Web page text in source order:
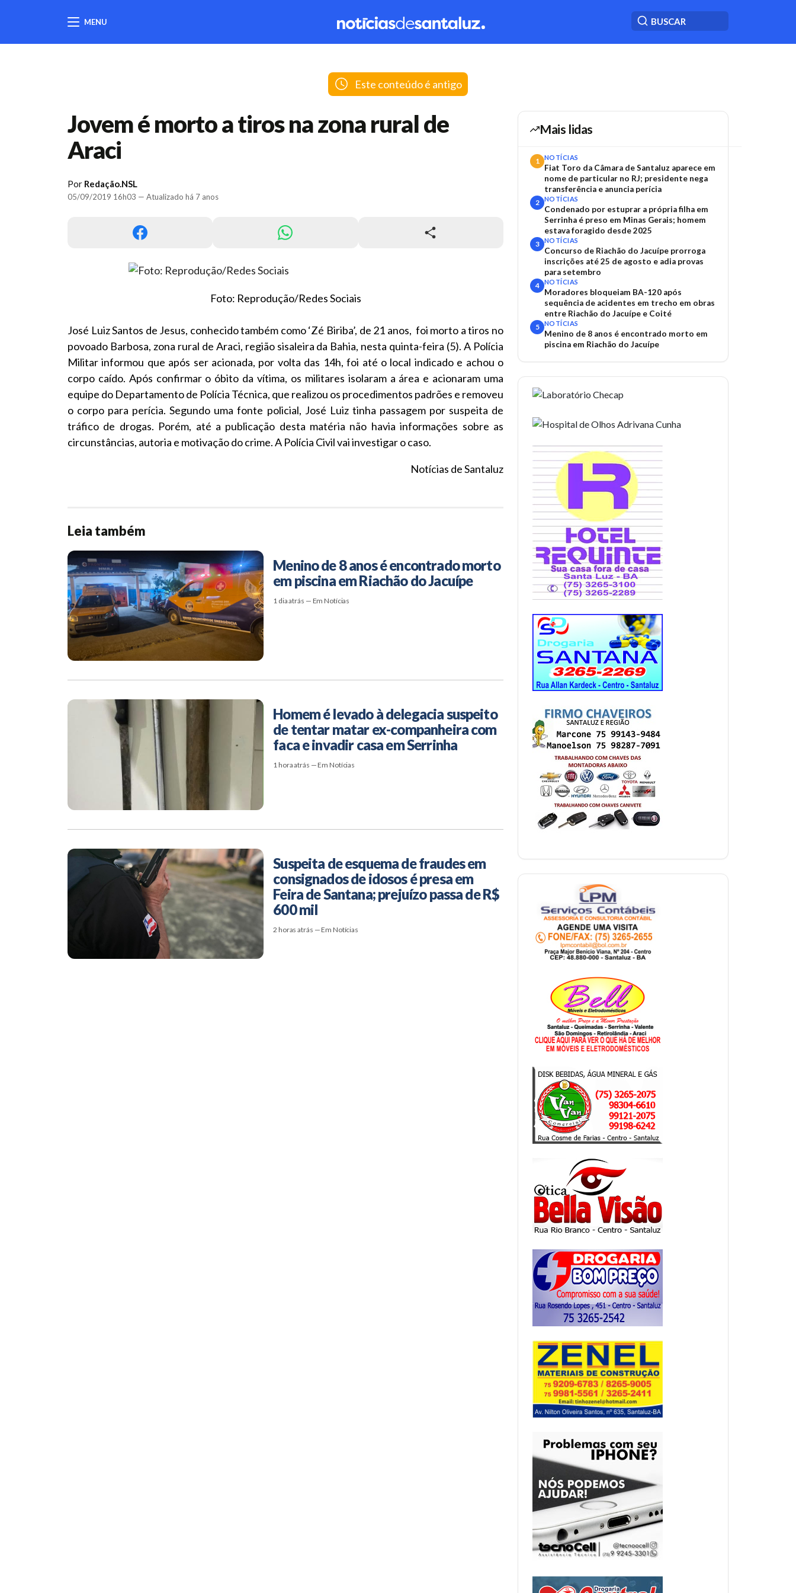
MENU
Este conteúdo é antigo
Jovem é morto a tiros na zona rural de
Araci
Por Redação.NSL
05/09/2019 16h03 — Atualizado há 7 anos
Foto: Reprodução/Redes Sociais
José Luiz Santos de Jesus, conhecido também como ‘Zé Biriba’, de 21 anos, foi morto a tiros no
povoado Barbosa, zona rural de Araci, região sisaleira da Bahia, nesta quinta-feira (5). A Polícia
Militar informou que após ser acionada, por volta das 14h, foi até o local indicado e achou o
corpo caído. Após confirmar o óbito da vítima, os militares isolaram a área e acionaram uma
equipe do Departamento de Polícia Técnica, que realizou os procedimentos padrões e removeu
o corpo para perícia. Segundo uma fonte policial, José Luiz tinha passagem por suspeita de
tráfico de drogas. Porém, até a publicação desta matéria não havia informações sobre as
circunstâncias, autoria e motivação do crime. A Polícia Civil vai investigar o caso.
Notícias de Santaluz
Leia também
Menino de 8 anos é encontrado morto
em piscina em Riachão do Jacuípe
1 dia atrás — Em Notícias
Homem é levado à delegacia suspeito
de tentar matar ex-companheira com
faca e invadir casa em Serrinha
1 hora atrás — Em Notícias
Suspeita de esquema de fraudes em
consignados de idosos é presa em
Feira de Santana; prejuízo passa de R$
600 mil
2 horas atrás — Em Notícias
Mais lidas
1 NOTÍCIAS
Fiat Toro da Câmara de Santaluz aparece em
nome de particular no RJ; presidente nega
transferência e anuncia perícia
2 NOTÍCIAS
Condenado por estuprar a própria filha em
Serrinha é preso em Minas Gerais; homem
estava foragido desde 2025
3 NOTÍCIAS
Concurso de Riachão do Jacuípe prorroga
inscrições até 25 de agosto e adia provas
para setembro
4 NOTÍCIAS
Moradores bloqueiam BA-120 após
sequência de acidentes em trecho em obras
entre Riachão do Jacuípe e Coité
5 NOTÍCIAS
Menino de 8 anos é encontrado morto em
piscina em Riachão do Jacuípe